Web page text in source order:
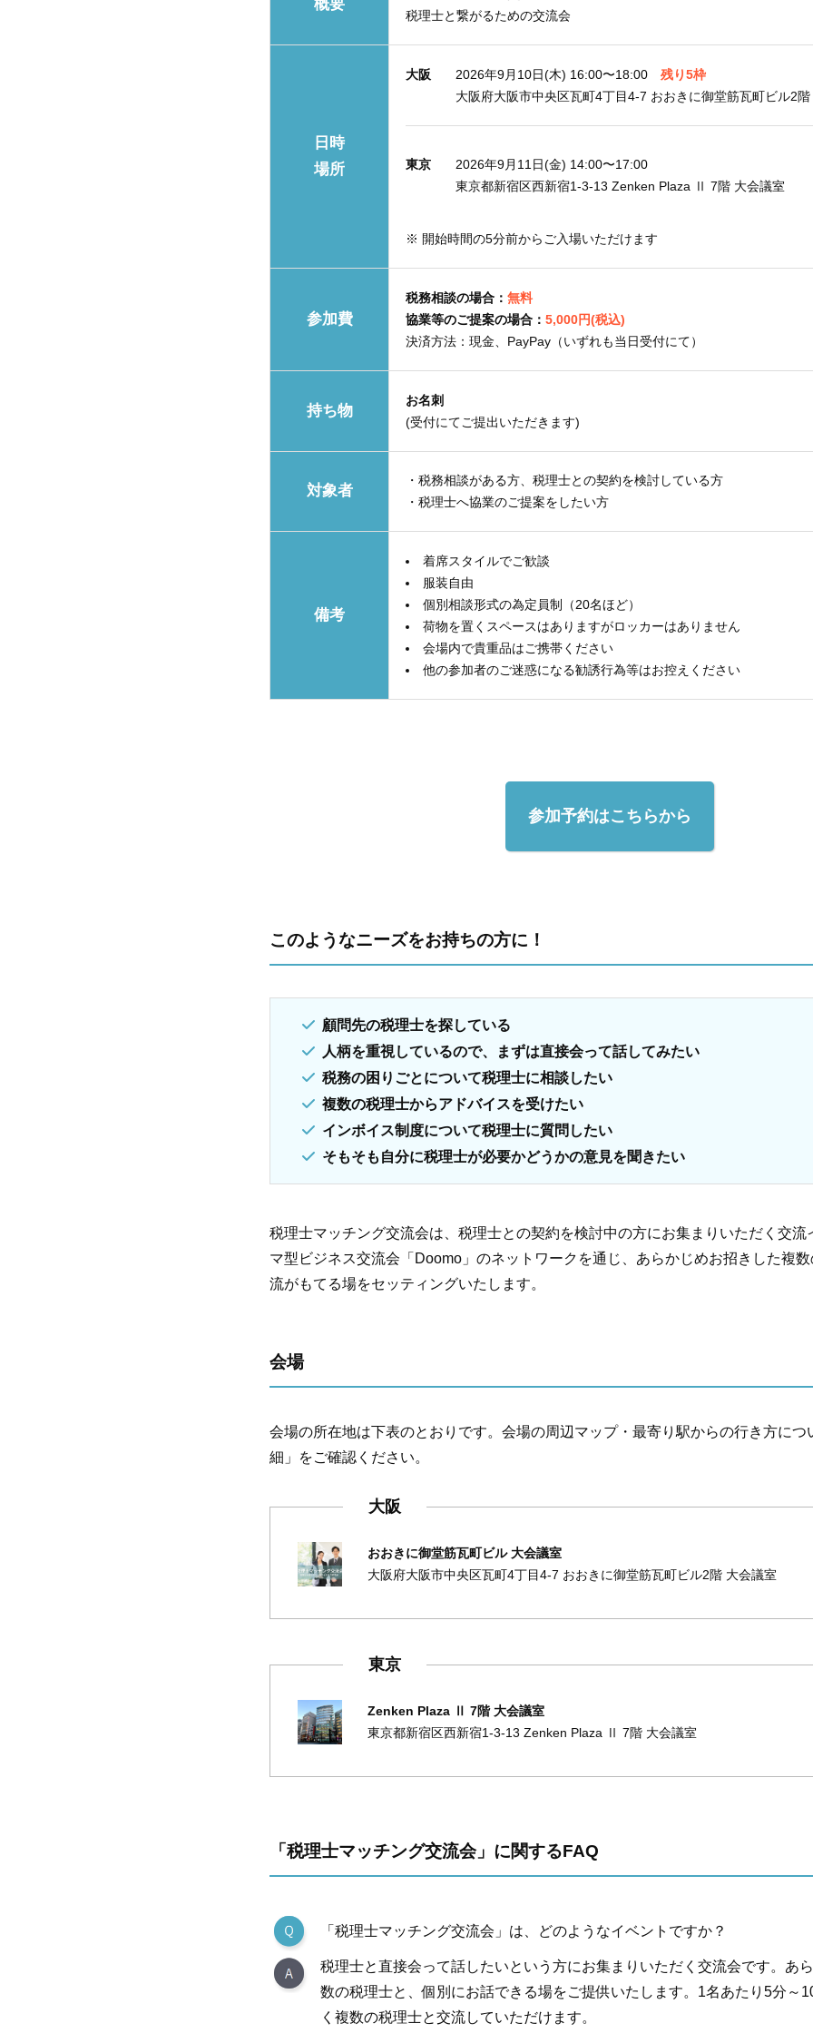
税理士と繋がるための交流会
日時
場所
大阪 2026年9月10日(木) 16:00〜18:00 残り5枠
大阪府大阪市中央区瓦町4丁目4-7 おおきに御堂筋瓦町ビル2
東京 2026年9月11日(金) 14:00〜17:00
東京都新宿区西新宿1-3-13 Zenken Plaza Ⅱ 7階 大会議室
※ 開始時間の5分前からご入場いただけます
参加費
税務相談の場合： 無料
協業等のご提案の場合： 5,000円(税込)
決済方法：現金、PayPay（いずれも当日受付にて）
持ち物
お名刺
(受付にてご提出いただきます)
対象者
・税務相談がある方、税理士との契約を検討している方
・税理士へ協業のご提案をしたい方
備考
着席スタイルでご歓談
服装自由
個別相談形式の為定員制（20名ほど）
荷物を置くスペースはありますがロッカーはありません
会場内で貴重品はご携帯ください
他の参加者のご迷惑になる勧誘行為等はお控えください
参加予約はこちらから
このようなニーズをお持ちの方に！
顧問先の税理士を探している
人柄を重視しているので、まずは直接会って話してみたい
税務の困りごとについて税理士に相談したい
複数の税理士からアドバイスを受けたい
インボイス制度について税理士に質問したい
そもそも自分に税理士が必要かどうかの意見を聞きたい
税理士マッチング交流会は、税理士との契約を検討中の方にお集まりいただく交流
マ型ビジネス交流会「Doomo」のネットワークを通じ、あらかじめお招きした複
流がもてる場をセッティングいたします。
会場
会場の所在地は下表のとおりです。会場の周辺マップ・最寄り駅からの行き方につ
細」をご確認ください。
大阪
おおきに御堂筋瓦町ビル 大会議室
大阪府大阪市中央区瓦町4丁目4-7 おおきに御堂筋瓦町ビル2階 大会議室
東京
Zenken Plaza Ⅱ 7階 大会議室
東京都新宿区西新宿1-3-13 Zenken Plaza Ⅱ 7階 大会議室
「税理士マッチング交流会」に関するFAQ
「税理士マッチング交流会」は、どのようなイベントですか？
税理士と直接会って話したいという方にお集まりいただく交流会です。あ
数の税理士と、個別にお話できる場をご提供いたします。1名あたり5分～
く複数の税理士と交流していただけます。